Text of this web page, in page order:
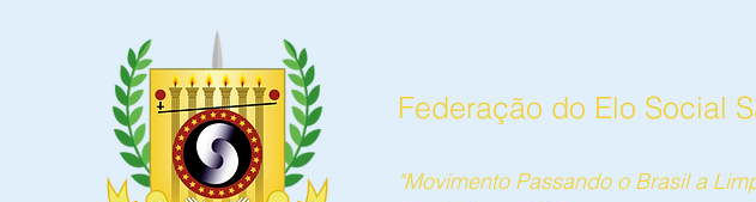
Federação do Elo Social
"Movimento Passando o Brasil a